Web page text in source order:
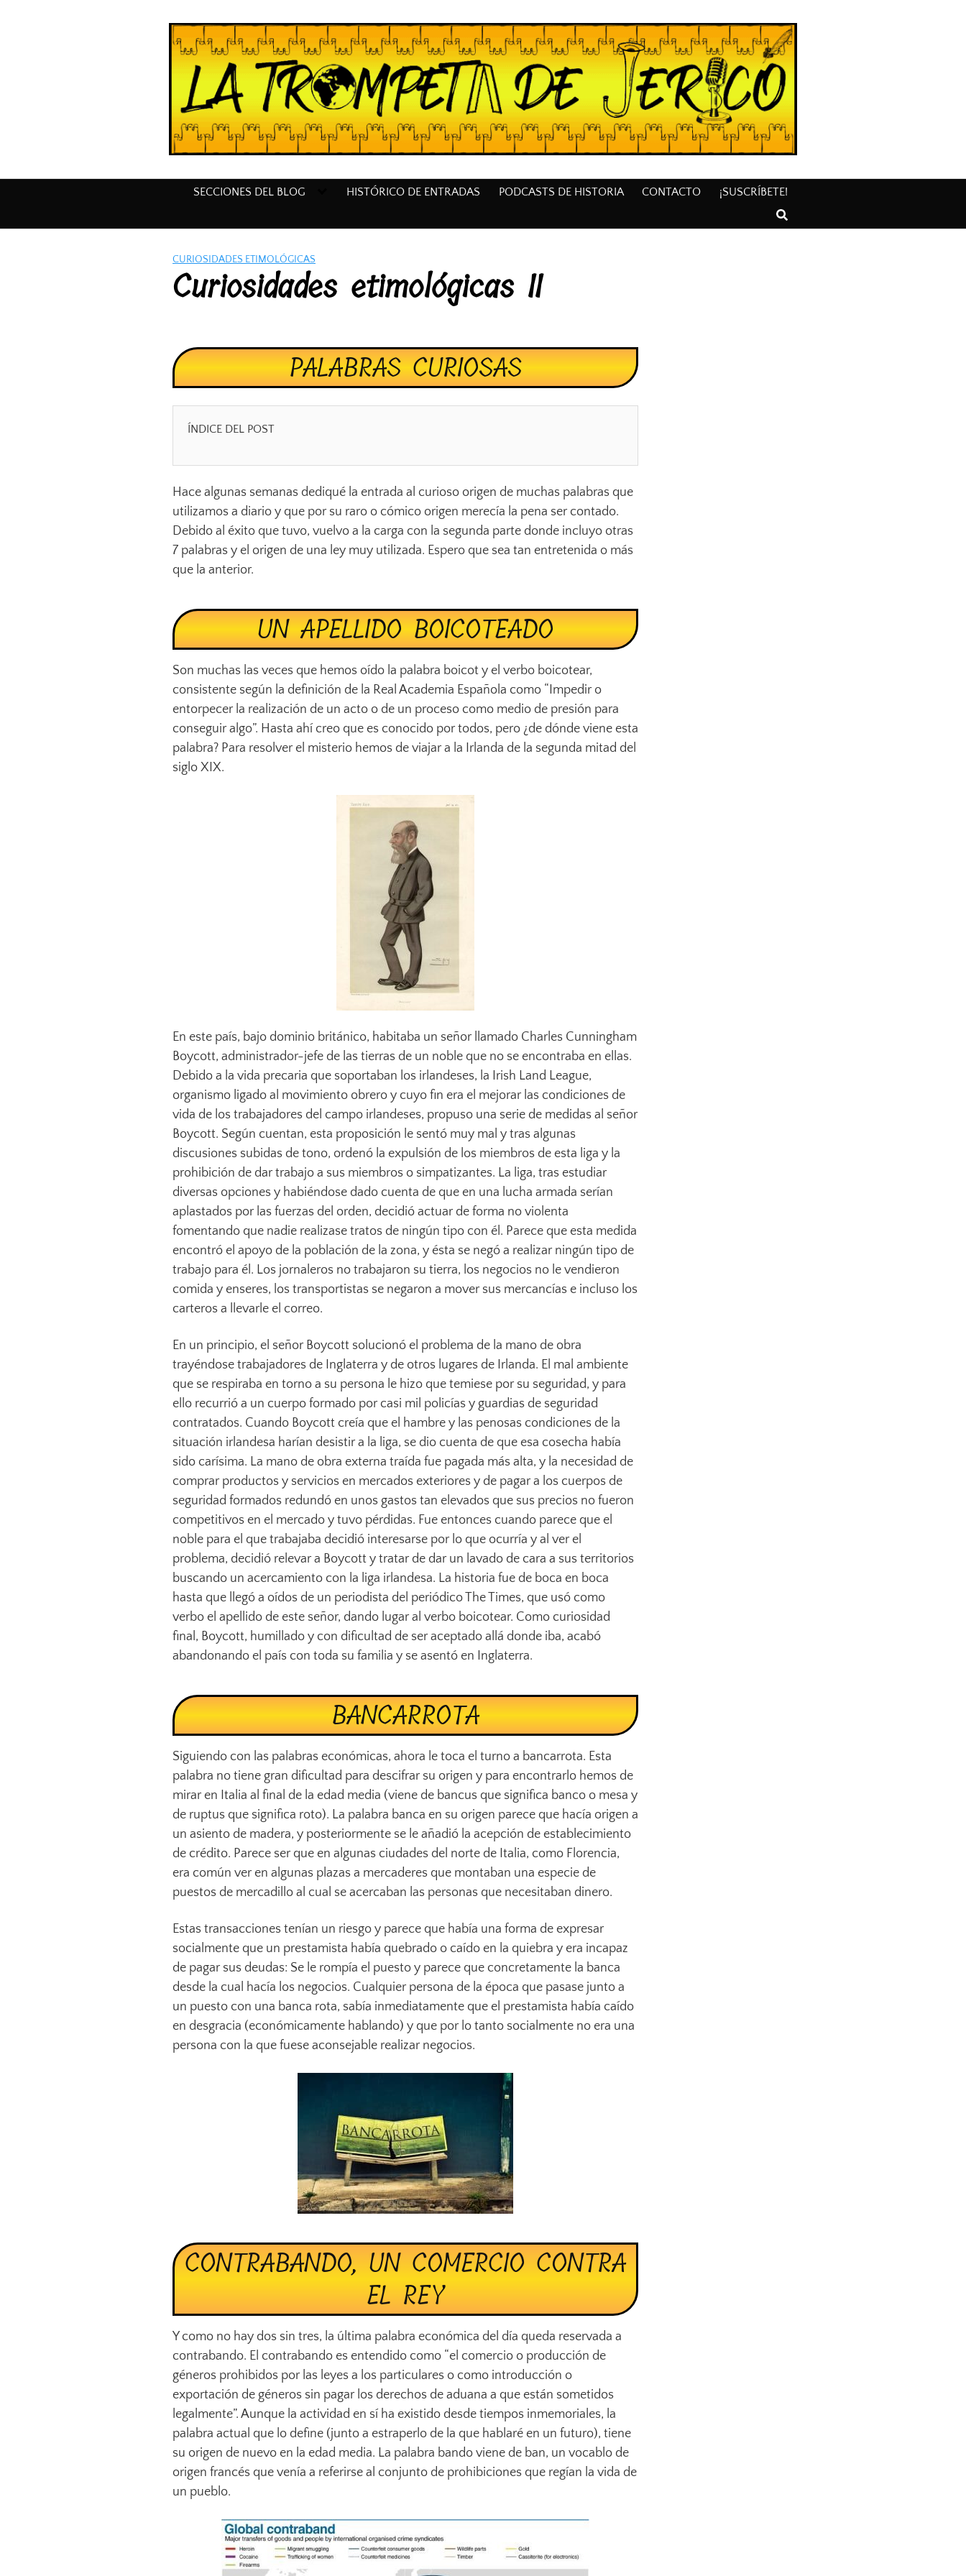
SECCIONES DEL BLOG HISTÓRICO DE ENTRADAS PODCASTS DE HISTORIA CONTACTO ¡SUSCRÍBETE!
CURIOSIDADES ETIMOLÓGICAS
Curiosidades etimológicas II
PALABRAS CURIOSAS
ÍNDICE DEL POST
Hace algunas semanas dediqué la entrada al curioso origen de muchas palabras que
utilizamos a diario y que por su raro o cómico origen merecía la pena ser contado.
Debido al éxito que tuvo, vuelvo a la carga con la segunda parte donde incluyo otras
7 palabras y el origen de una ley muy utilizada. Espero que sea tan entretenida o más
que la anterior.
UN APELLIDO BOICOTEADO
Son muchas las veces que hemos oído la palabra boicot y el verbo boicotear,
consistente según la definición de la Real Academia Española como “Impedir o
entorpecer la realización de un acto o de un proceso como medio de presión para
conseguir algo”. Hasta ahí creo que es conocido por todos, pero ¿de dónde viene esta
palabra? Para resolver el misterio hemos de viajar a la Irlanda de la segunda mitad del
siglo XIX.
En este país, bajo dominio británico, habitaba un señor llamado Charles Cunningham
Boycott, administrador-jefe de las tierras de un noble que no se encontraba en ellas.
Debido a la vida precaria que soportaban los irlandeses, la Irish Land League,
organismo ligado al movimiento obrero y cuyo fin era el mejorar las condiciones de
vida de los trabajadores del campo irlandeses, propuso una serie de medidas al señor
Boycott. Según cuentan, esta proposición le sentó muy mal y tras algunas
discusiones subidas de tono, ordenó la expulsión de los miembros de esta liga y la
prohibición de dar trabajo a sus miembros o simpatizantes. La liga, tras estudiar
diversas opciones y habiéndose dado cuenta de que en una lucha armada serían
aplastados por las fuerzas del orden, decidió actuar de forma no violenta
fomentando que nadie realizase tratos de ningún tipo con él. Parece que esta medida
encontró el apoyo de la población de la zona, y ésta se negó a realizar ningún tipo de
trabajo para él. Los jornaleros no trabajaron su tierra, los negocios no le vendieron
comida y enseres, los transportistas se negaron a mover sus mercancías e incluso los
carteros a llevarle el correo.
En un principio, el señor Boycott solucionó el problema de la mano de obra
trayéndose trabajadores de Inglaterra y de otros lugares de Irlanda. El mal ambiente
que se respiraba en torno a su persona le hizo que temiese por su seguridad, y para
ello recurrió a un cuerpo formado por casi mil policías y guardias de seguridad
contratados. Cuando Boycott creía que el hambre y las penosas condiciones de la
situación irlandesa harían desistir a la liga, se dio cuenta de que esa cosecha había
sido carísima. La mano de obra externa traída fue pagada más alta, y la necesidad de
comprar productos y servicios en mercados exteriores y de pagar a los cuerpos de
seguridad formados redundó en unos gastos tan elevados que sus precios no fueron
competitivos en el mercado y tuvo pérdidas. Fue entonces cuando parece que el
noble para el que trabajaba decidió interesarse por lo que ocurría y al ver el
problema, decidió relevar a Boycott y tratar de dar un lavado de cara a sus territorios
buscando un acercamiento con la liga irlandesa. La historia fue de boca en boca
hasta que llegó a oídos de un periodista del periódico The Times, que usó como
verbo el apellido de este señor, dando lugar al verbo boicotear. Como curiosidad
final, Boycott, humillado y con dificultad de ser aceptado allá donde iba, acabó
abandonando el país con toda su familia y se asentó en Inglaterra.
BANCARROTA
Siguiendo con las palabras económicas, ahora le toca el turno a bancarrota. Esta
palabra no tiene gran dificultad para descifrar su origen y para encontrarlo hemos de
mirar en Italia al final de la edad media (viene de bancus que significa banco o mesa y
de ruptus que significa roto). La palabra banca en su origen parece que hacía origen a
un asiento de madera, y posteriormente se le añadió la acepción de establecimiento
de crédito. Parece ser que en algunas ciudades del norte de Italia, como Florencia,
era común ver en algunas plazas a mercaderes que montaban una especie de
puestos de mercadillo al cual se acercaban las personas que necesitaban dinero.
Estas transacciones tenían un riesgo y parece que había una forma de expresar
socialmente que un prestamista había quebrado o caído en la quiebra y era incapaz
de pagar sus deudas: Se le rompía el puesto y parece que concretamente la banca
desde la cual hacía los negocios. Cualquier persona de la época que pasase junto a
un puesto con una banca rota, sabía inmediatamente que el prestamista había caído
en desgracia (económicamente hablando) y que por lo tanto socialmente no era una
persona con la que fuese aconsejable realizar negocios.
CONTRABANDO, UN COMERCIO CONTRA
EL REY
Y como no hay dos sin tres, la última palabra económica del día queda reservada a
contrabando. El contrabando es entendido como “el comercio o producción de
géneros prohibidos por las leyes a los particulares o como introducción o
exportación de géneros sin pagar los derechos de aduana a que están sometidos
legalmente”. Aunque la actividad en sí ha existido desde tiempos inmemoriales, la
palabra actual que lo define (junto a estraperlo de la que hablaré en un futuro), tiene
su origen de nuevo en la edad media. La palabra bando viene de ban, un vocablo de
origen francés que venía a referirse al conjunto de prohibiciones que regían la vida de
un pueblo.